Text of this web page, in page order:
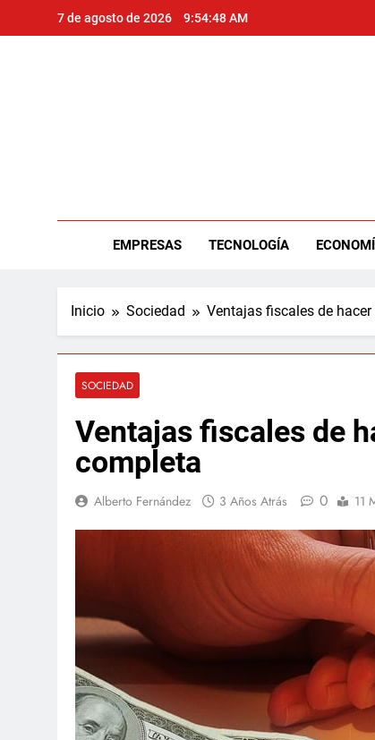
7 de agosto de 2026 9:54:49 AM
EMPRESAS TECNOLOGÍA
Inicio Sociedad Ventajas fiscales de
SOCIEDAD
Ventajas fiscales de
completa
Alberto Fernández 3 Años Atrás 0 11